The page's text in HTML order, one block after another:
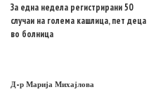
За една недела регистрирани 50
случаи на голема кашлица, пет деца
во болница
Д-р Марија Михајлова